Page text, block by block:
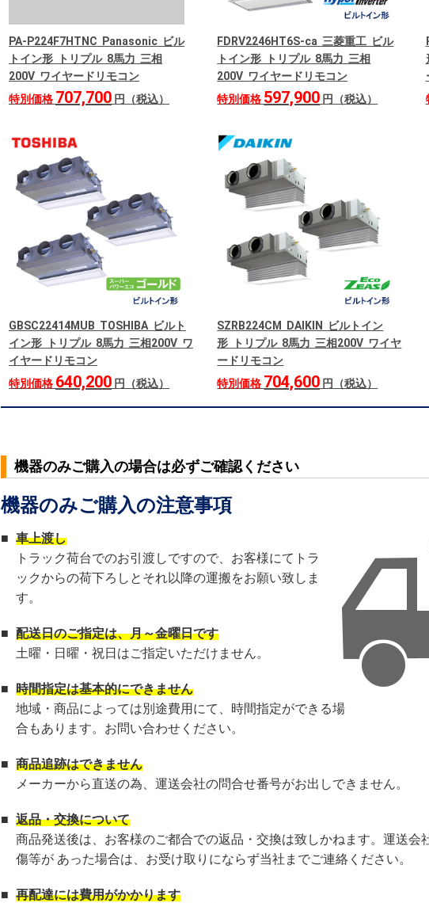
PA-P224F7HTNC Panasonic ビル
トイン形 トリプル 8馬力 三相
200V ワイヤードリモコン
特別価格 707,700 円（税込）
FDRV2246HT6S-ca 三菱重工 ビル
トイン形 トリプル 8馬力 三相
200V ワイヤードリモコン
特別価格 597,900 円（税込）
GBSC22414MUB TOSHIBA ビルト
イン形 トリプル 8馬力 三相200V ワ
イヤードリモコン
特別価格 640,200 円（税込）
SZRB224CM DAIKIN ビルトイン
形 トリプル 8馬力 三相200V ワイヤ
ードリモコン
特別価格 704,600 円（税込）
機器のみご購入の場合は必ずご確認ください
機器のみご購入の注意事項
■ 車上渡し
トラック荷台でのお引渡しですので、お客様にてトラ
ックからの荷下ろしとそれ以降の運搬をお願い致しま
す。
■ 配送日のご指定は、月～金曜日です
土曜・日曜・祝日はご指定いただけません。
■ 時間指定は基本的にできません
地域・商品によっては別途費用にて、時間指定ができる場
合もあります。お問い合わせください。
■ 商品追跡はできません
メーカーから直送の為、運送会社の問合せ番号がお出しできません。
■ 返品・交換について
商品発送後は、お客様のご都合での返品・交換は致しかねます。運送会
傷等が あった場合は、お受け取りにならず当社までご連絡ください。
■ 再配達には費用がかかります